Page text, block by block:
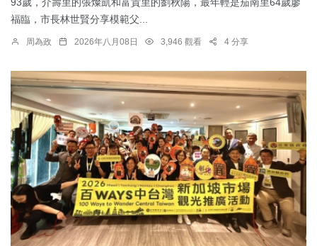
93歲，介壽里的張燦凱和富貴里的劉秋陽，最年輕是茄南里64歲廖
福臨，市長林世賢分享模範父...
周為政 2026年八月08日 3,946 觀看 4 分享